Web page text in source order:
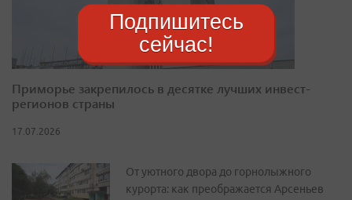
Приморье закрепилось в десятке лучших инвест-
регионов страны
17.07.2026
От уютного двора до горнолыжного
курорта: как преображается Арсеньев
Подпишитесь
сейчас!